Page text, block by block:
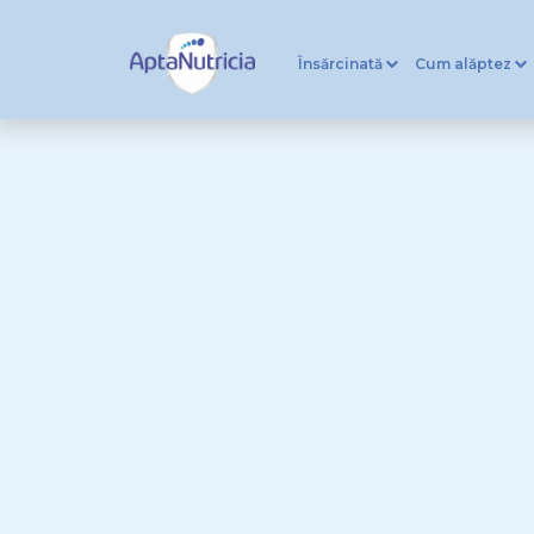
Însărcinată Cum alăptez